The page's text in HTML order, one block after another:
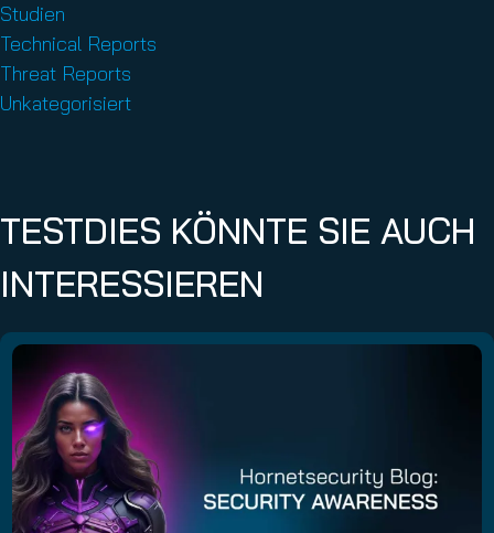
Studien
Technical Reports
Threat Reports
Unkategorisiert
TESTDIES KÖNNTE SIE AUCH
INTERESSIEREN